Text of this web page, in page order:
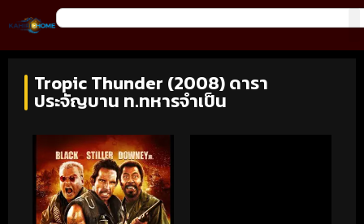
Tropic Thunder (2008) ดารา
ประจัญบาน ท.ทหารจำเป็น